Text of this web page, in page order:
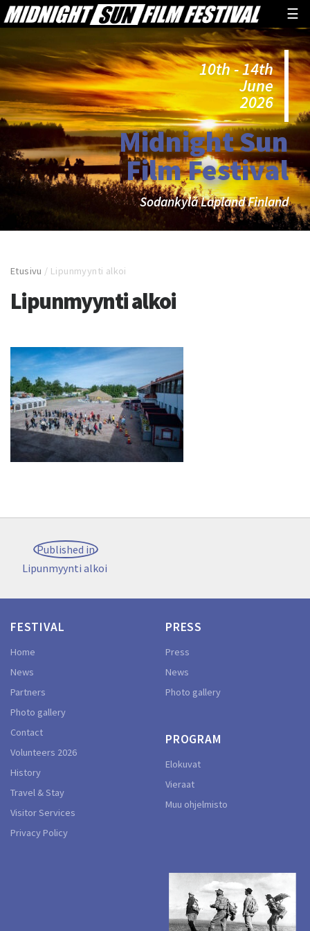
☰
10th - 14th
June
2026
Midnight Sun
Film Festival
Sodankylä Lapland Finland
Etusivu / Lipunmyynti alkoi
Lipunmyynti alkoi
Post
navigation
Published in
Lipunmyynti alkoi
FESTIVAL
Home
News
Partners
Photo gallery
Contact
Volunteers 2026
History
Travel & Stay
Visitor Services
Privacy Policy
PRESS
Press
News
Photo gallery
PROGRAM
Elokuvat
Vieraat
Muu ohjelmisto